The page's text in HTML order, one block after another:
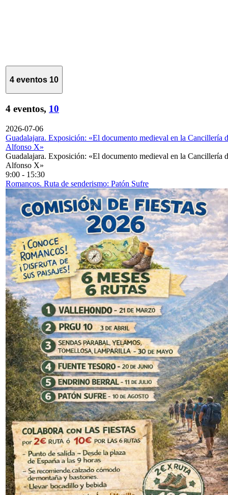
4 eventos 10
4 eventos, 10
2026-07-06
Guadalajara. Exposición: «El documento medieval en la Cancillería
Alfonso X»
Guadalajara. Exposición: «El documento medieval en la Cancillería
Alfonso X»
9:00 - 15:30
Romancos. Ruta de senderismo: Patón Sufre